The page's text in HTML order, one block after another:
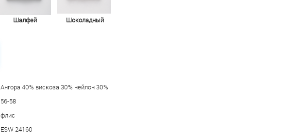
Шалфей Шоколадный
Ангора 40% вискоза 30% нейлон 30%
56-58
флис
ESW 24160